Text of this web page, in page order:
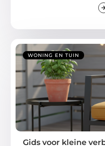
WONING EN TUIN
Gids voor kleine